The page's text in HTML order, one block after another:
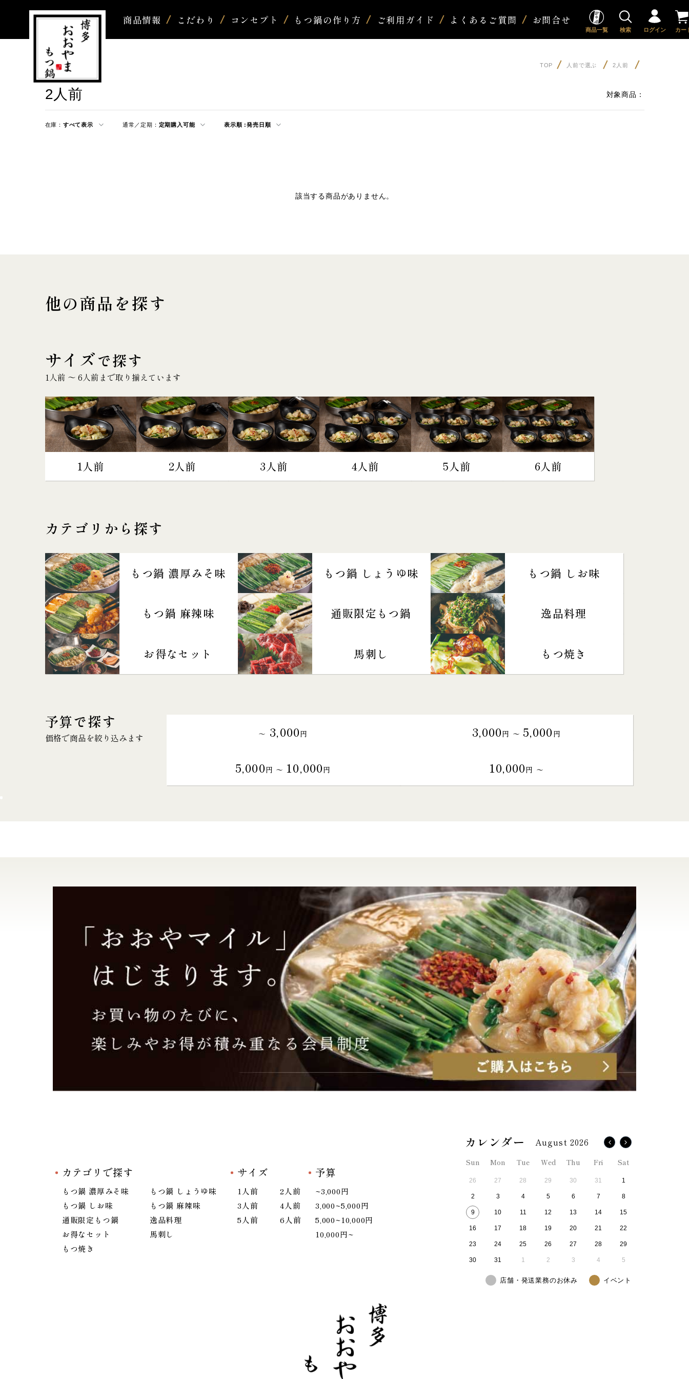
商品情報 こだわり コンセプト もつ鍋の作り方 ご利用ガイド よくあるご質問 お問合せ
商品一覧 検索 ログイン カー
TOP 人前で選ぶ 2人前
2人前 対象商品：
在庫： すべて表示 通常／定期： 定期購入可能 表示順 :発売日順
該当する商品がありません。
他の商品を探す
サイズで探す
1人前 〜 6人前まで取り揃えています
1人前 2人前 3人前 4人前 5人前 6人前
カテゴリから探す
もつ鍋 濃厚みそ味 もつ鍋 しょうゆ味 もつ鍋 しお味
もつ鍋 麻辣味 通販限定もつ鍋 逸品料理
お得なセット 馬刺し もつ焼き
予算で探す
価格で商品を絞り込みます ～ 3,000円 3,000円 〜 5,000円
5,000円 〜 10,000円 10,000円 〜
カテゴリで探す
もつ鍋 濃厚みそ味
もつ鍋 しょうゆ味
もつ鍋 しお味
もつ鍋 麻辣味
通販限定もつ鍋
逸品料理
お得なセット
馬刺し
もつ焼き
サイズ
1人前
2人前
3人前
4人前
5人前
6人前
予算
~3,000円
3,000~5,000円
5,000~10,000円
10,000円~
August 2026
Sun Mon Tue Wed Thu Fri Sat
26 27 28 29 30 31 1
2 3 4 5 6 7 8
9 10 11 12 13 14 15
16 17 18 19 20 21 22
23 24 25 26 27 28 29
30 31 1 2 3 4 5
店舗・発送業務のお休み イベント